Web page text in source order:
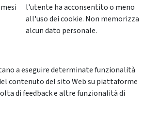
mesi
l'utente ha acconsentito o meno
all'uso dei cookie. Non memorizza
alcun dato personale.
a eseguire determinate funzionalità
contenuto del sito Web su piattaforme
di feedback e altre funzionalità di